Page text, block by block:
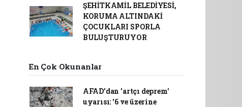
ŞEHİTKAMİL BELEDİYESİ,
KORUMA ALTINDAKİ
ÇOCUKLARI SPORLA
BULUŞTURUYOR
En Çok Okunanlar
AFAD’dan 'artçı deprem'
uyarısı: '6 ve üzerine